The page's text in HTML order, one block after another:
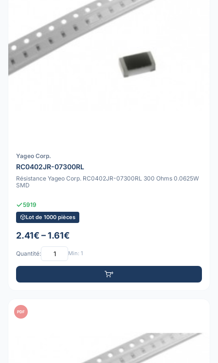
Yageo Corp.
RC0402JR-07300RL
Résistance Yageo Corp. RC0402JR-07300RL 300 Ohms 0.0625W
SMD
5919
Lot de 1000 pièces
2.41€ – 1.61€
Quantité: Min: 1
PDF